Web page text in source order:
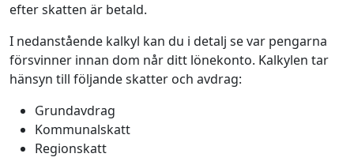
efter skatten är betald.
I nedanstående kalkyl kan du i detalj se var pengarna
försvinner innan dom når ditt lönekonto. Kalkylen tar
hänsyn till följande skatter och avdrag:
Grundavdrag
Kommunalskatt
Regionskatt